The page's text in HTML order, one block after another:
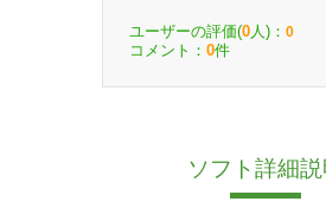
ユーザーの評価(0 人)： 0
コメント： 0件
ソフト詳細説